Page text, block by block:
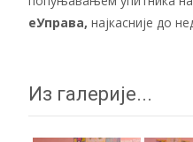
еУправа, најкасније до
Из галерије...